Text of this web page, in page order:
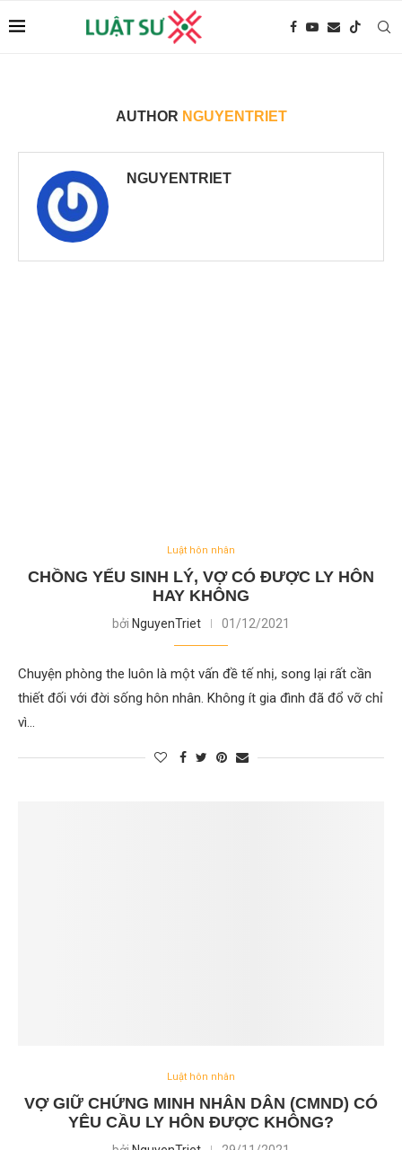
AUTHOR NGUYENTRIET
NGUYENTRIET
Luật hôn nhân
CHỒNG YẾU SINH LÝ, VỢ CÓ ĐƯỢC LY HÔN
HAY KHÔNG
bởi NguyenTriet 01/12/2021
Chuyện phòng the luôn là một vấn đề tế nhị, song lại rất cần
thiết đối với đời sống hôn nhân. Không ít gia đình đã đổ vỡ chỉ
vì…
Luật hôn nhân
VỢ GIỮ CHỨNG MINH NHÂN DÂN (CMND) CÓ
YÊU CẦU LY HÔN ĐƯỢC KHÔNG?